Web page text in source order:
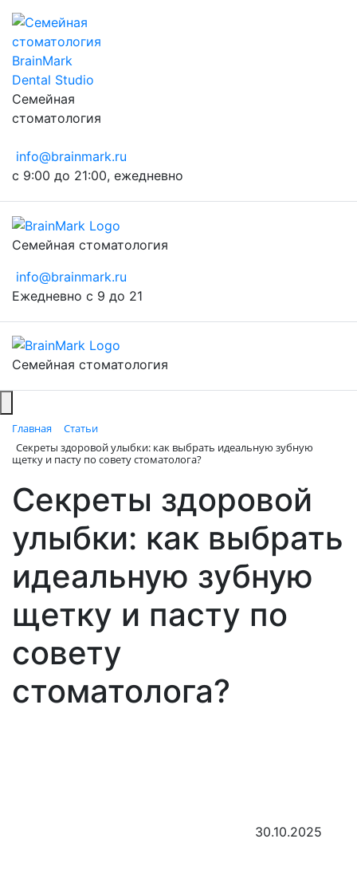
Семейная
стоматология
info@brainmark.ru
с 9:00 до 21:00, ежедневно
Семейная стоматология
info@brainmark.ru
Ежедневно с 9 до 21
Семейная стоматология
Главная
Статьи
Секреты здоровой улыбки: как выбрать идеальную зубную
щетку и пасту по совету стоматолога?
Секреты здоровой
улыбки: как выбрать
идеальную зубную
щетку и пасту по
совету
стоматолога?
30.10.2025